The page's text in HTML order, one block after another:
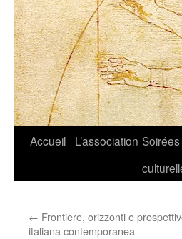
Aller
Accueil L’association Soirées
← Frontiere, orizzonti e
italiana contemporanea